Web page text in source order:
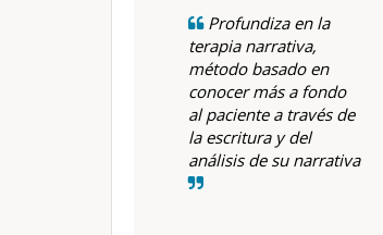
Profundiza en la
terapia narrativa,
método basado en
conocer más a fondo
al paciente a través de
la escritura y del
análisis de su narrativa